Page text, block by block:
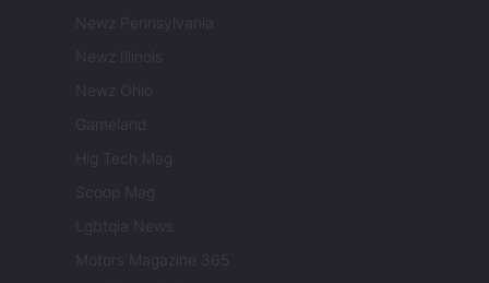
Newz Pennsylvania
Newz Illinois
Newz Ohio
Gameland
Hig Tech Mag
Scoop Mag
Lgbtqia News
Motors Magazine 365